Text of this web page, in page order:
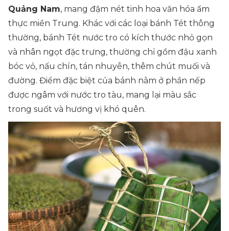
Quảng Nam, mang đậm nét tinh hoa văn hóa ẩm
thực miền Trung. Khác với các loại bánh Tét thông
thường, bánh Tét nước tro có kích thước nhỏ gọn
và nhân ngọt đặc trưng, thường chỉ gồm đậu xanh
bóc vỏ, nấu chín, tán nhuyễn, thêm chút muối và
đường. Điểm đặc biệt của bánh nằm ở phần nếp
được ngâm với nước tro tàu, mang lại màu sắc
trong suốt và hương vị khó quên.